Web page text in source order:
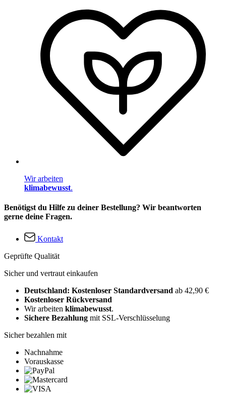
Wir arbeiten
klimabewusst.
Benötigst du Hilfe zu deiner Bestellung? Wir beantworten
gerne deine Fragen.
Kontakt
Geprüfte Qualität
Sicher und vertraut einkaufen
Deutschland: Kostenloser Standardversand ab 42,90 €
Kostenloser Rückversand
Wir arbeiten klimabewusst.
Sichere Bezahlung mit SSL-Verschlüsselung
Sicher bezahlen mit
Nachnahme
Vorauskasse